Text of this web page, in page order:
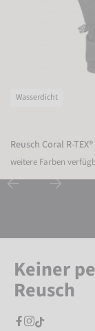
Wasserdicht
Reusch Coral R-TEX®
weitere Farben
Keiner
Reusch